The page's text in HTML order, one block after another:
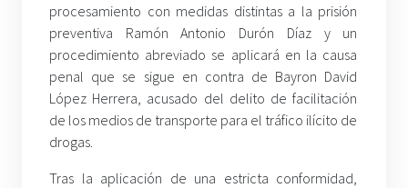
procesamiento con medidas distintas a la prisión
preventiva Ramón Antonio Durón Díaz y un
procedimiento abreviado se aplicará en la causa
penal que se sigue en contra de Bayron David
López Herrera, acusado del delito de facilitación
de los medios de transporte para el tráfico ilícito de
drogas.
Tras la aplicación de una estricta conformidad,